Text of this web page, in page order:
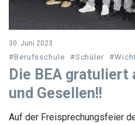
30. Juni 2023
#Berufsschule #Schüler
Die BEA gratuliert
und Gesellen!!
Auf der Freisprechungsfeier